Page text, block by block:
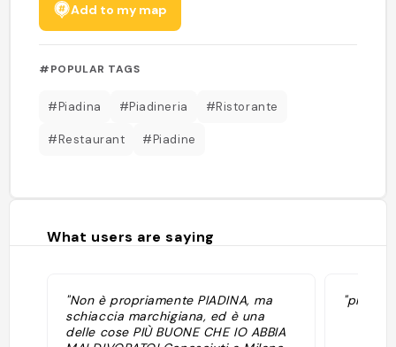
Add to my map
#POPULAR TAGS
#Piadina #Piadineria #Ristorante
#Restaurant #Piadine
What users are saying
"Non è propriamente PIADINA, ma
schiaccia marchigiana, ed è una
delle cose PIÙ BUONE CHE IO ABBIA